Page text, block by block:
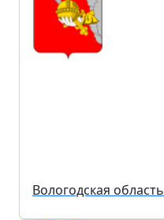
Вологодская область